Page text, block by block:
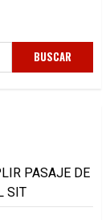
BUSCAR
PASAJE DE
SIT